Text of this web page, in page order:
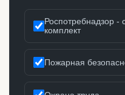
Роспотребнадзор -
комплект
Пожарная